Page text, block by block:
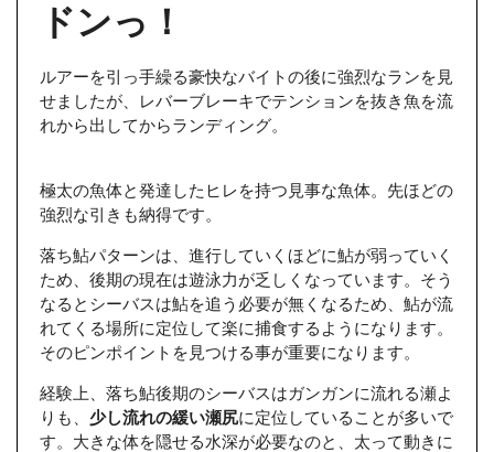
ドンっ！
ルアーを引っ手繰る豪快なバイトの後に強烈なランを見
せましたが、レバーブレーキでテンションを抜き魚を流
れから出してからランディング。
極太の魚体と発達したヒレを持つ見事な魚体。先ほどの
強烈な引きも納得です。
落ち鮎パターンは、進行していくほどに鮎が弱っていく
ため、後期の現在は遊泳力が乏しくなっています。そう
なるとシーバスは鮎を追う必要が無くなるため、鮎が流
れてくる場所に定位して楽に捕食するようになります。
そのピンポイントを見つける事が重要になります。
経験上、落ち鮎後期のシーバスはガンガンに流れる瀬よ
りも、 少し流れの緩い瀬尻に定位していることが多いで
す。大きな体を隠せる水深が必要なのと、太って動きに